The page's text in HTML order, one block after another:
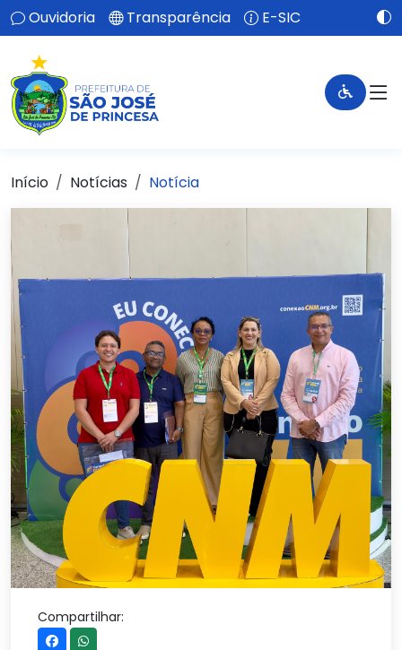
Ouvidoria Transparência E-SIC
Início Notícias Notícia
Compartilhar: